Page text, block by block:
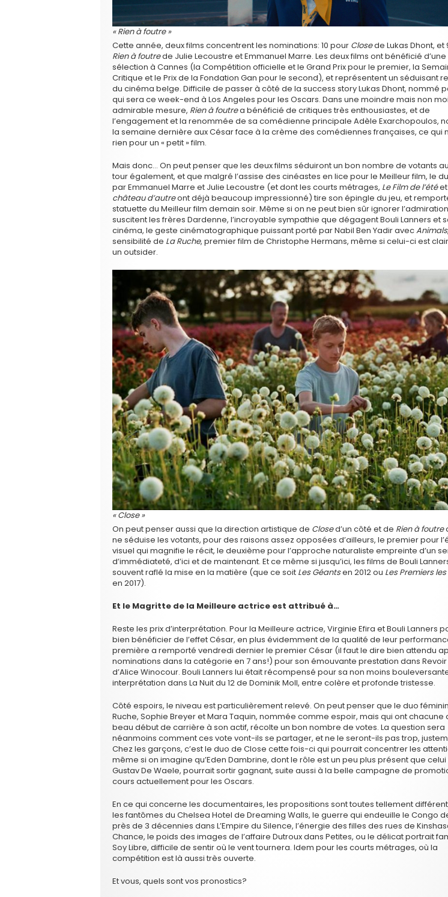
« Rien à foutre »
Cette année, deux films concentrent les nominations: 10 pour Closede Lukas Dhont, et
Rien à foutrede Julie Lecoustre et Emmanuel Marre. Les deux films ont bénéficié
sélection à Cannes (la Compétition officielle et le Grand Prix pour le premier, la
Critique et le Prix de la Fondation Gan pour le second), et représentent un séduisant
du cinéma belge. Difficile de passer à côté de la success story Lukas Dhont, nommé
qui sera ce week-end à Los Angeles pour les Oscars. Dans une moindre mais non
admirable mesure, Rien à foutrea bénéficié de critiques très enthousiastes, et de
l’engagement et la renommée de sa comédienne principale Adèle Exarchopoulos,
la semaine dernière aux César face à la crème des comédiennes françaises, ce qui
rien pour un « petit » film.
Mais donc… On peut penser que les deux films séduiront un bon nombre de votants
tour également, et que malgré l’assise des cinéastes en lice pour le Meilleur film, le
par Emmanuel Marre et Julie Lecoustre (et dont les courts métrages, Le Film de l’étéet
château d’autreont déjà beaucoup impressionné) tire son épingle du jeu, et
statuette du Meilleur film demain soir. Même si on ne peut bien sûr ignorer
suscitent les frères Dardenne, l’incroyable sympathie que dégagent Bouli Lanners et
cinéma, le geste cinématographique puissant porté par Nabil Ben Yadir avecAnimals
sensibilité de La Ruche, premier film de Christophe Hermans, même si celui-ci est
un outsider.
« Close »
On peut penser aussi que la direction artistique de Closed’un côté et de Rien à foutre
ne séduise les votants, pour des raisons assez opposées d’ailleurs, le premier pour
visuel qui magnifie le récit, le deuxième pour l’approche naturaliste empreinte d’un
d’immédiateté, d’ici et de maintenant. Et ce même si jusqu’ici, les films de Bouli
souvent raflé la mise en la matière (que ce soit Les Géantsen 2012 ou Les Premiers
en 2017).
Et le Magritte de la Meilleure actrice est attribué à…
Reste les prix d’interprétation. Pour la Meilleure actrice, Virginie Efira et Bouli Lanners
bien bénéficier de l’effet César, en plus évidemment de la qualité de leur
première a remporté vendredi dernier le premier César (il faut le dire bien attendu
nominations dans la catégorie en 7 ans!) pour son émouvante prestation dans Revoir
d’Alice Winocour. Bouli Lanners lui était récompensé pour sa non moins
interprétation dans La Nuit du 12 de Dominik Moll, entre colère et profonde tristesse.
Côté espoirs, le niveau est particulièrement relevé. On peut penser que le duo
Ruche, Sophie Breyer et Mara Taquin, nommée comme espoir, mais qui ont chacune
beau début de carrière à son actif, récolte un bon nombre de votes. La question sera
néanmoins comment ces vote vont-ils se partager, et ne le seront-ils pas trop,
Chez les garçons, c’est le duo de Close cette fois-ci qui pourrait concentrer les
même si on imagine qu’Eden Dambrine, dont le rôle est un peu plus présent que
Gustav De Waele, pourrait sortir gagnant, suite aussi à la belle campagne de
cours actuellement pour les Oscars.
En ce qui concerne les documentaires, les propositions sont toutes tellement
les fantômes du Chelsea Hotel de Dreaming Walls, le guerre qui endeuille le Congo
près de 3 décennies dans L’Empire du Silence, l’énergie des filles des rues de
Chance, le poids des images de l’affaire Dutroux dans Petites, ou le délicat portrait
Soy Libre, difficile de sentir où le vent tournera. Idem pour les courts métrages, où la
compétition est là aussi très ouverte.
Et vous, quels sont vos pronostics?